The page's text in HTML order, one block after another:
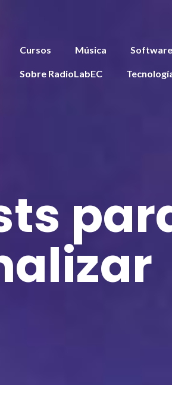
Cursos Música Software
Sobre RadioLabEC